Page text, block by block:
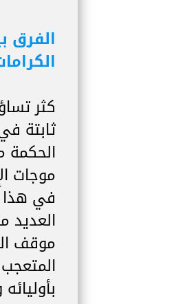
الفرق
كثر
ثابتة
الحكمة
موجات
في هذا
العديد
موقف